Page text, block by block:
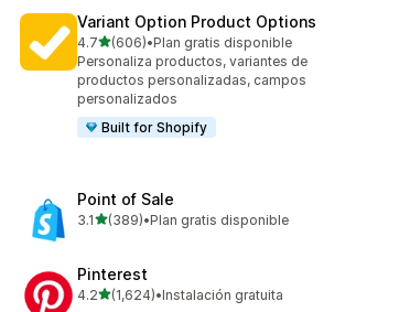
Variant Option Product Options
4.7de 5 estrellas
(606)
606 reseñas en total
•Plan gratis disponible
Personaliza productos, variantes de
productos personalizadas, campos
personalizados
Built for Shopify
Point of Sale
3.1de 5 estrellas
(389)
389 reseñas en total
•Plan gratis disponible
Pinterest
4.2de 5 estrellas
(1,624)
1624 reseñas en total
•Instalación gratuita